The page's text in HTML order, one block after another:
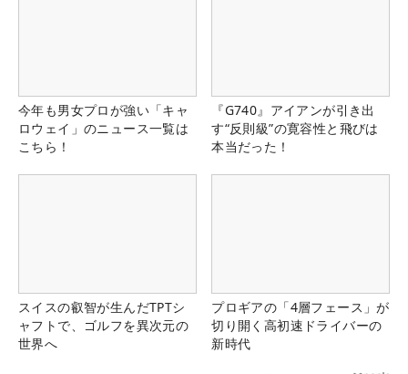
今年も男女プロが強い「キャ
ロウェイ」のニュース一覧は
こちら！
『G740』アイアンが引き出
す“反則級”の寛容性と飛びは
本当だった！
スイスの叡智が生んだTPTシ
ャフトで、ゴルフを異次元の
世界へ
プロギアの「4層フェース」が
切り開く高初速ドライバーの
新時代